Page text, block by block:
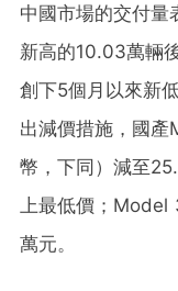
中國市場的交付量
新高的10.03萬輛
創下5個月以來新
出減價措施，國
幣，下同）減至
上最低價；
萬元。